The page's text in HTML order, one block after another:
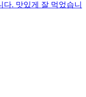
. 맛있게 잘 먹었습니